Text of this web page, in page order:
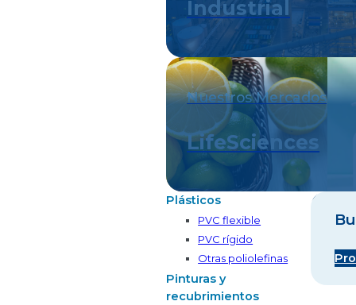
Industrial
Nuestros Mercados
LifeSciences
Plásticos
PVC flexible
PVC rígido
Otras poliolefinas
Pinturas y
recubrimientos